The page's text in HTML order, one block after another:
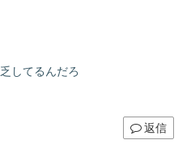
してるんだろ
返信